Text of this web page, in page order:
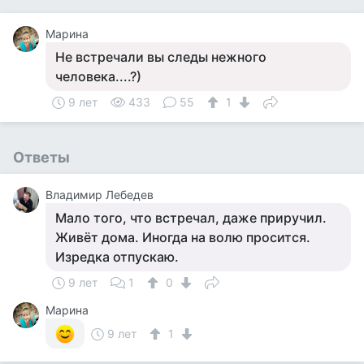
Марина
Не встречали вы следы нежного
человека....?)
9 лет 433 55 1
Ответы
Владимир Лебедев
Мало того, что встречал, даже приручил.
Живёт дома. Иногда на волю просится.
Изредка отпускаю.
9 лет 1
0
Марина
9 лет
1